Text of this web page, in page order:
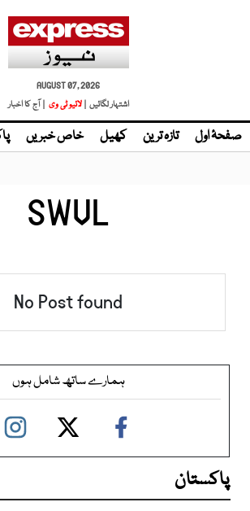
AUGUST 07, 2026
اشتہار لگائیں | لائیو ٹی وی | آج کا اخبار
صفحۂ اول تازہ ترین کھیل خاص خبریں
SWVL
No Post found
ہمارے ساتھ شامل ہوں
پاکستان